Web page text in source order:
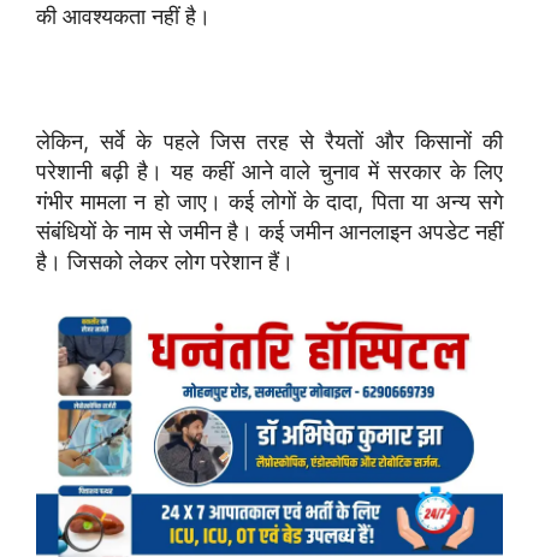
की आवश्यकता नहीं है।
लेकिन, सर्वे के पहले जिस तरह से रैयतों और किसानों की
परेशानी बढ़ी है। यह कहीं आने वाले चुनाव में सरकार के लिए
गंभीर मामला न हो जाए। कई लोगों के दादा, पिता या अन्य सगे
संबंधियों के नाम से जमीन है। कई जमीन आनलाइन अपडेट नहीं
है। जिसको लेकर लोग परेशान हैं।